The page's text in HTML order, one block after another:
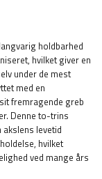
holdbarhed
hvilket giver en
under de mest
med en
fremragende greb
Denne to-trins
levetid
hvilket
ved mange års